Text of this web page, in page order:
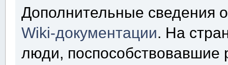
Дополнительные сведения
Wiki-документации. На
люди, поспособствовавшие